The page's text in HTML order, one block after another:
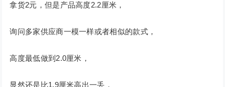
拿货2元，但是产品高度2.2厘米，
询问多家供应商一模一样或者相似的款式，
高度最低做到2.0厘米，
显然还是比1.9厘米高出一丢，